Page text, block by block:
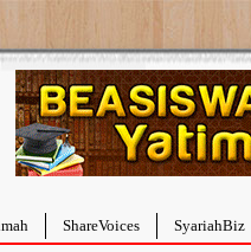
ShareVoices SyariahBiz